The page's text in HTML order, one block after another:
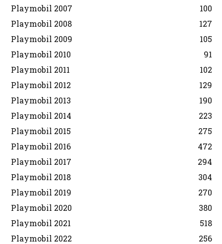
Playmobil 2007
100
Playmobil 2008
127
Playmobil 2009
105
Playmobil 2010
91
Playmobil 2011
102
Playmobil 2012
129
Playmobil 2013
190
Playmobil 2014
223
Playmobil 2015
275
Playmobil 2016
472
Playmobil 2017
294
Playmobil 2018
304
Playmobil 2019
270
Playmobil 2020
380
Playmobil 2021
518
Playmobil 2022
256